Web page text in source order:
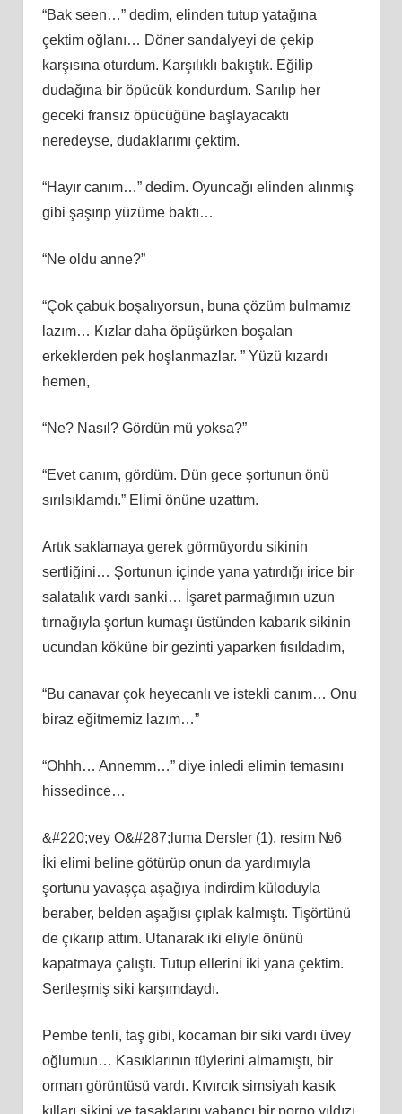
“Bak seen…” dedim, elinden tutup yatağına
çektim oğlanı… Döner sandalyeyi de çekip
karşısına oturdum. Karşılıklı bakıştık. Eğilip
dudağına bir öpücük kondurdum. Sarılıp her
geceki fransız öpücüğüne başlayacaktı
neredeyse, dudaklarımı çektim.
“Hayır canım…” dedim. Oyuncağı elinden alınmış
gibi şaşırıp yüzüme baktı…
“Ne oldu anne?”
“Çok çabuk boşalıyorsun, buna çözüm bulmamız
lazım… Kızlar daha öpüşürken boşalan
erkeklerden pek hoşlanmazlar. ” Yüzü kızardı
hemen,
“Ne? Nasıl? Gördün mü yoksa?”
“Evet canım, gördüm. Dün gece şortunun önü
sırılsıklamdı.” Elimi önüne uzattım.
Artık saklamaya gerek görmüyordu sikinin
sertliğini… Şortunun içinde yana yatırdığı irice bir
salatalık vardı sanki… İşaret parmağımın uzun
tırnağıyla şortun kumaşı üstünden kabarık sikinin
ucundan köküne bir gezinti yaparken fısıldadım,
“Bu canavar çok heyecanlı ve istekli canım… Onu
biraz eğitmemiz lazım…”
“Ohhh… Annemm…” diye inledi elimin temasını
hissedince…
&#220;vey O&#287;luma Dersler (1), resim №6
İki elimi beline götürüp onun da yardımıyla
şortunu yavaşça aşağıya indirdim küloduyla
beraber, belden aşağısı çıplak kalmıştı. Tişörtünü
de çıkarıp attım. Utanarak iki eliyle önünü
kapatmaya çalıştı. Tutup ellerini iki yana çektim.
Sertleşmiş siki karşımdaydı.
Pembe tenli, taş gibi, kocaman bir siki vardı üvey
oğlumun… Kasıklarının tüylerini almamıştı, bir
orman görüntüsü vardı. Kıvırcık simsiyah kasık
kılları sikini ve taşaklarını yabancı bir porno yıldızı